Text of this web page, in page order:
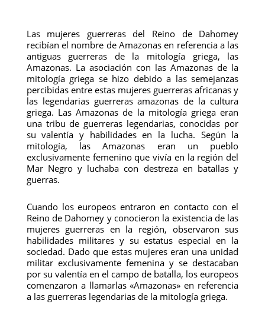
Las mujeres guerreras del Reino de Dahomey
recibían el nombre de Amazonas en referencia a las
antiguas guerreras de la mitología griega, las
Amazonas. La asociación con las Amazonas de la
mitología griega se hizo debido a las semejanzas
percibidas entre estas mujeres guerreras africanas y
las legendarias guerreras amazonas de la cultura
griega. Las Amazonas de la mitología griega eran
una tribu de guerreras legendarias, conocidas por
su valentía y habilidades en la lucha. Según la
mitología, las Amazonas eran un pueblo
exclusivamente femenino que vivía en la región del
Mar Negro y luchaba con destreza en batallas y
guerras.
Cuando los europeos entraron en contacto con el
Reino de Dahomey y conocieron la existencia de las
mujeres guerreras en la región, observaron sus
habilidades militares y su estatus especial en la
sociedad. Dado que estas mujeres eran una unidad
militar exclusivamente femenina y se destacaban
por su valentía en el campo de batalla, los europeos
comenzaron a llamarlas «Amazonas» en referencia
a las guerreras legendarias de la mitología griega.